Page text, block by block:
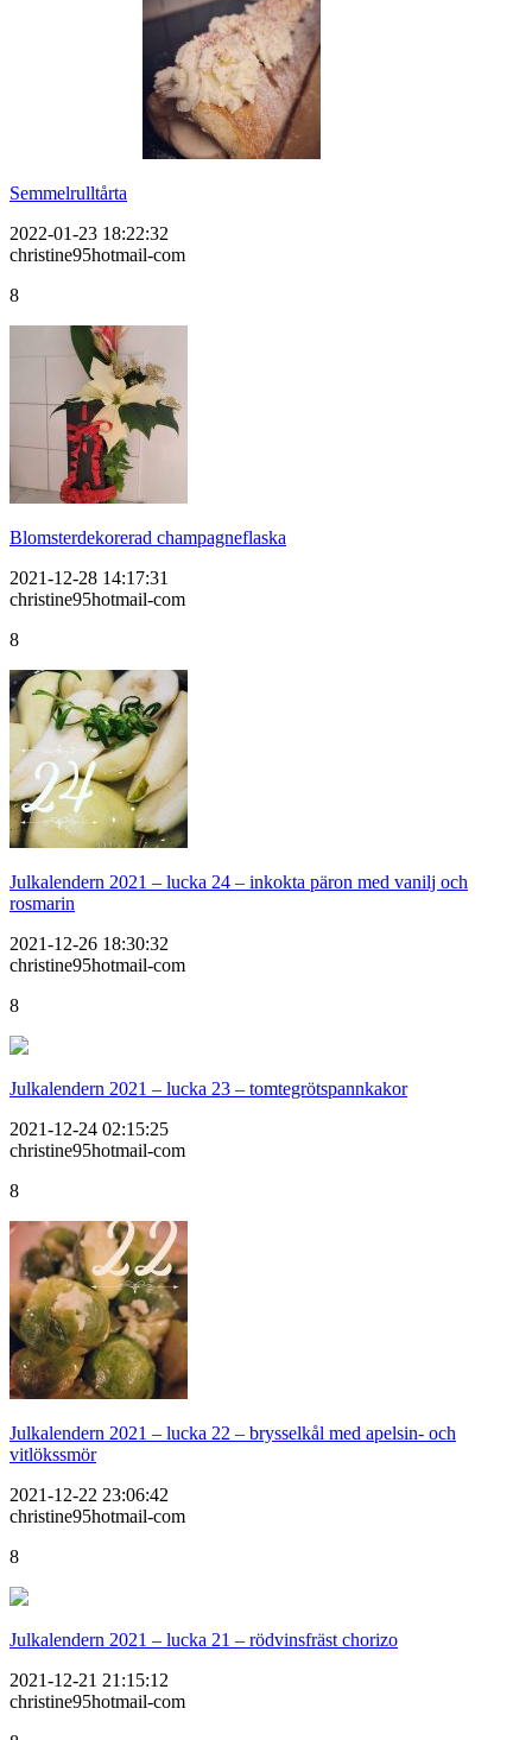
Semmelrulltårta
2022-01-23 18:22:32
christine95hotmail-com
8
Blomsterdekorerad champagneflaska
2021-12-28 14:17:31
christine95hotmail-com
8
Julkalendern 2021 – lucka 24 – inkokta päron med vanilj och
rosmarin
2021-12-26 18:30:32
christine95hotmail-com
8
Julkalendern 2021 – lucka 23 – tomtegrötspannkakor
2021-12-24 02:15:25
christine95hotmail-com
8
Julkalendern 2021 – lucka 22 – brysselkål med apelsin- och
vitlökssmör
2021-12-22 23:06:42
christine95hotmail-com
8
Julkalendern 2021 – lucka 21 – rödvinsfräst chorizo
2021-12-21 21:15:12
christine95hotmail-com